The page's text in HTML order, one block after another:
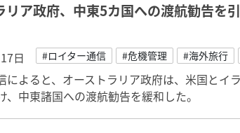
リア政府、中東5カ国への渡航勧告を
日 #ロイター通信 #危機管理 #海外旅行
によると、オーストラリア政府は、米国とイ
、中東諸国への渡航勧告を緩和した。